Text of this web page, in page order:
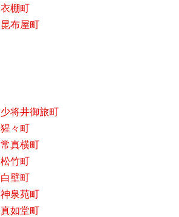
衣棚町
昆布屋町
少将井御旅町
猩々町
常真横町
松竹町
白壁町
神泉苑町
真如堂町